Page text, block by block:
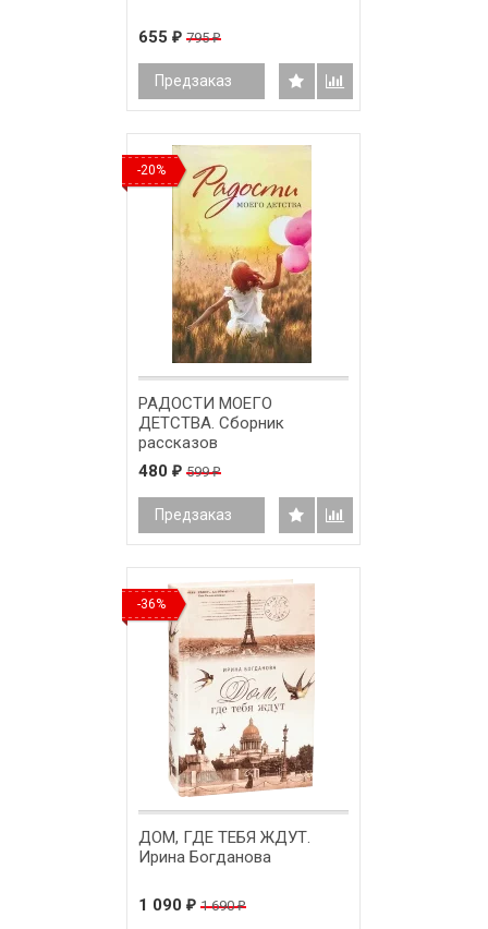
655 ₽ 795₽
Предзаказ
-20%
РАДОСТИ МОЕГО
ДЕТСТВА. Сборник
рассказов
480 ₽ 599₽
Предзаказ
-36%
ДОМ, ГДЕ ТЕБЯ ЖДУТ.
Ирина Богданова
1 090 ₽ 1 690₽